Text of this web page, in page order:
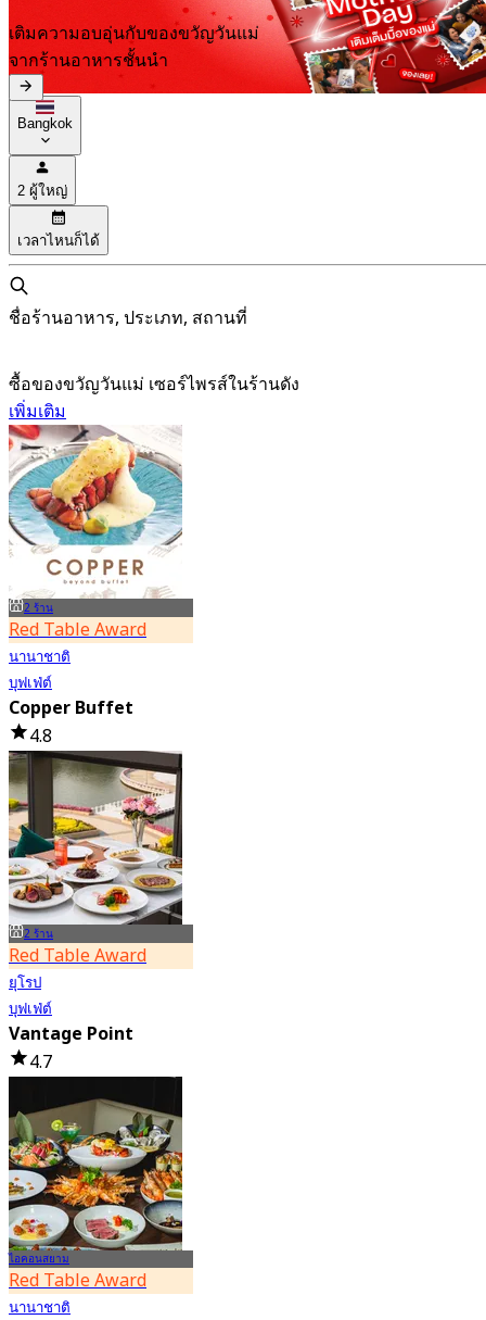
เติมความอบอุ่นกับของขวัญวันแม่
จากร้านอาหารชั้นนำ
Bangkok
2 ผู้ใหญ่
เวลาไหนก็ได้
ชื่อร้านอาหาร, ประเภท, สถานที่
ซื้อของขวัญวันแม่ เซอร์ไพรส์ในร้านดัง
เพิ่มเติม
2 ร้าน
Red Table Award
นานาชาติ
บุฟเฟ่ต์
Copper Buffet
4.8
396.2K การจอง
จาก
฿ 399
2 ร้าน
Red Table Award
ยุโรป
บุฟเฟ่ต์
Vantage Point
4.7
จาก฿ 399
ไอคอนสยาม
Red Table Award
นานาชาติ